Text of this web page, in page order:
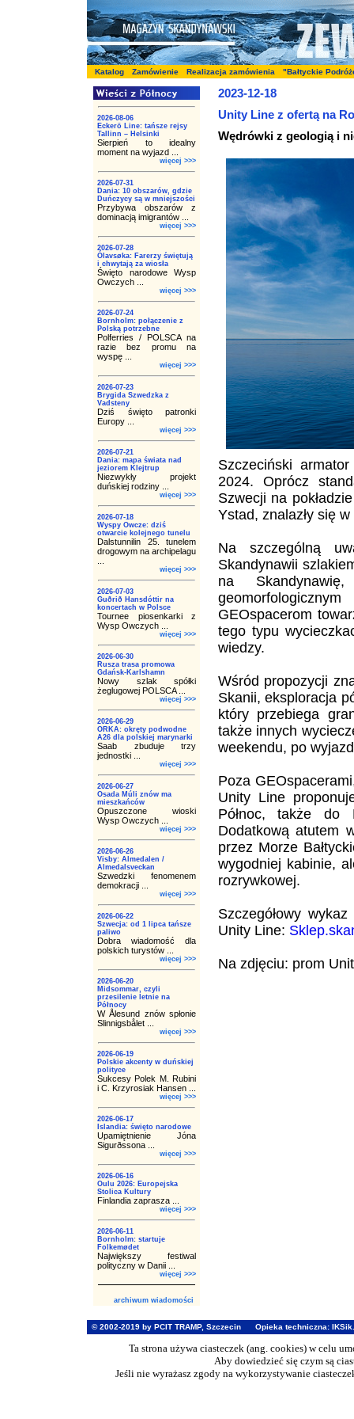
Katalog Zamówienie Realizacja zamówienia "Bałtyckie
2026-08-06
Eckerö Line: tańsze rejsy
Tallinn – Helsinki
Sierpień to idealny
moment na wyjazd ...
więcej >>>
2026-07-31
Dania: 10 obszarów, gdzie
Duńczycy są w mniejszości
Przybywa obszarów z
dominacją imigrantów ...
więcej >>>
2026-07-28
Ólavsøka: Farerzy świętują
i chwytają za wiosła
Święto narodowe Wysp
Owczych ...
więcej >>>
2026-07-24
Bornholm: połączenie z
Polską potrzebne
Polferries / POLSCA na
razie bez promu na
wyspę ...
więcej >>>
2026-07-23
Brygida Szwedzka z
Vadsteny
Dziś święto patronki
Europy ...
więcej >>>
2026-07-21
Dania: mapa świata nad
jeziorem Klejtrup
Niezwykły projekt
duńskiej rodziny ...
więcej >>>
2026-07-18
Wyspy Owcze: dziś
otwarcie kolejnego tunelu
Dalstunnilin 25. tunelem
drogowym na archipelagu
więcej >>>
2026-07-03
Guðrið Hansdóttir na
koncertach w Polsce
Tournee piosenkarki z
Wysp Owczych ...
więcej >>>
2026-06-30
Rusza trasa promowa
Gdańsk-Karlshamn
Nowy szlak spółki
żeglugowej POLSCA ...
więcej >>>
2026-06-29
ORKA: okręty podwodne
A26 dla polskiej marynarki
Saab zbuduje trzy
jednostki ...
więcej >>>
2026-06-27
Osada Múli znów ma
mieszkańców
Opuszczone wioski
Wysp Owczych ...
więcej >>>
2026-06-26
Visby: Almedalen /
Almedalsveckan
Szwedzki fenomenem
demokracji ...
więcej >>>
2026-06-22
Szwecja: od 1 lipca tańsze
paliwo
Dobra wiadomość dla
polskich turystów ...
więcej >>>
2026-06-20
Midsommar, czyli
przesilenie letnie na
Północy
W Ålesund znów spłonie
Slinnigsbålet ...
więcej >>>
2026-06-19
Polskie akcenty w duńskiej
polityce
Sukcesy Polek M. Rubini
i C. Krzyrosiak Hansen ...
więcej >>>
2026-06-17
Islandia: święto narodowe
Upamiętnienie Jóna
Sigurðssona ...
więcej >>>
2026-06-16
Oulu 2026: Europejska
Stolica Kultury
Finlandia zaprasza ...
więcej >>>
2026-06-11
Bornholm: startuje
Folkemødet
Największy festiwal
polityczny w Danii ...
więcej >>>
archiwum wiadomości
2023-12-18
Unity Line z ofertą na
Wędrówki z geologią i
Szczeciński
2024. Oprócz
Szwecji na
Ystad, znalazły się
Na szczególną
Skandynawii
na
GEOspacerom
tego typu
wiedzy.
Wśród propozycji
Skanii, eksploracja
który przebiega
także innych
weekendu, po
Poza
Unity Line
Północ, także do
Dodatkową atutem
przez Morze
wygodniej kabinie,
rozrywkowej.
Szczegółowy
Unity Line:
Na zdjęciu: prom
© 2002-2019 by PCIT TRAMP, Szczecin Opieka techniczna:
Ta strona używa ciasteczek (ang. cookies) w celu
Aby dowiedzieć się czym są
Jeśli nie wyrażasz zgody na wykorzystywanie